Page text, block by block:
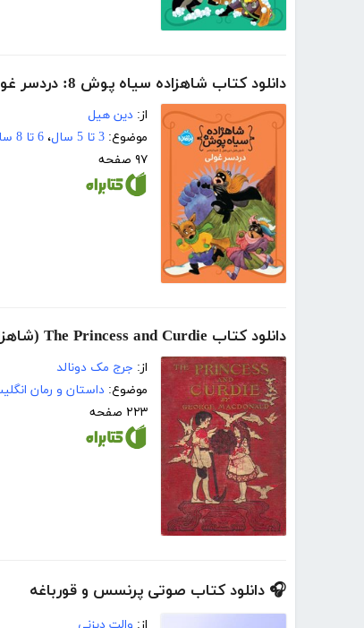
دانلود کتاب شاهزاده سیاه پوش 8: دردسر غولی
از: دین هیل
موضوع: 3 تا 5 سال ، 6 تا 8 سال
۹۷ صفحه
دانلود کتاب The Princess and Curdie (شاهزاده خانم و جن)
از: جرج مک دونالد
موضوع: داستان و رمان
۲۲۳ صفحه
🎧 دانلود کتاب صوتی پرنسس و قورباغه